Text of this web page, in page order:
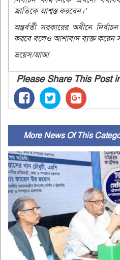
জাতিকে আশ্বস্ত করবেন।’
অন্তর্বর্তী সরকারের অধীনে
করবে বলেও আশাবাদ ব্যক্ত করেন
ভয়েস/আআ
Please Share This Post
More News Of This